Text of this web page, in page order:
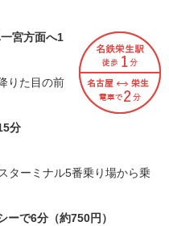
宮方面へ1
りた目の前
分
ターミナル5番乗り場から乗
ーで6分（約750円）